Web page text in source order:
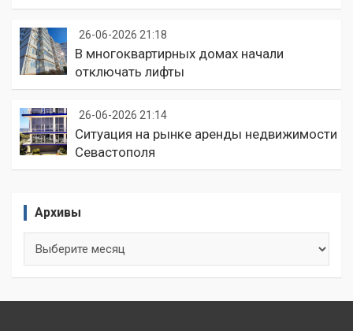
26-06-2026 21:18
В многоквартирных домах начали
отключать лифты
26-06-2026 21:14
Ситуация на рынке аренды недвижимости
Севастополя
Архивы